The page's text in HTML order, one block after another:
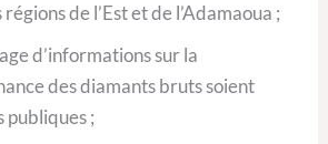
régions de l’Est et de l’Adamaoua ;
d’informations sur la
des diamants bruts soient
publiques ;